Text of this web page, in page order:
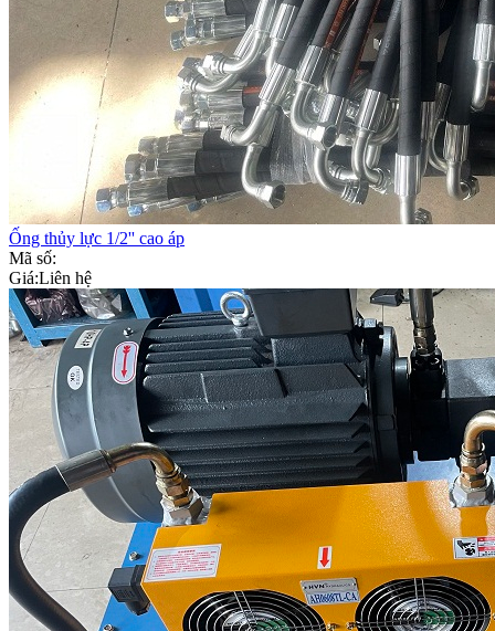
Ống thủy lực 1/2'' cao áp
Mã số:
Giá:Liên hệ